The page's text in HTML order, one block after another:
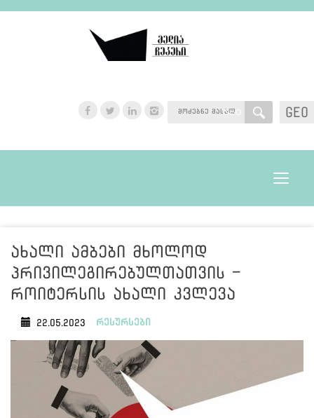
GEO
GEO
Toggle
ახალი ამბები მხოლოდ
პრივილეგირებულთათვის -
როიტერსის ახალი კვლევა
22.05.2023 რესურსები